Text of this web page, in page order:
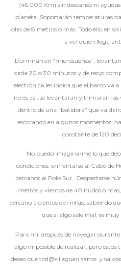
(45.000 Km) sin descanso ni
planeta. Soportarán temperaturas
olas de 8 metros o más. Todo ello en
a ver quien llega
Dormirán en “microsueños”,
cada 20 o 30 minutos y de reojo
electrónica les indica que el barco va
no es así, se levantaran y trimarán las
dentro de una “batidora” que va
escorando en algunos momentos
constante de 120
No puedo imaginarme lo que
condiciones, enfrentarse al Cabo de
cercanos al Polo Sur. Despertarse
metros y vientos de 40 nudos o
cercano a cientos de millas, sabiendo
que si algo sale mal, es muy
Para mí, después de navegar
algo imposible de realizar, pero estos
deseo que tod@s lleguen sanos y